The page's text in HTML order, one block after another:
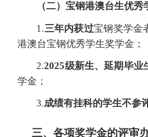
（二）宝钢港澳台生优秀
1.三年内获过宝钢奖学金
港澳台宝钢优秀学生奖学金；
2.2025级新生、延期毕业
学金；
3.成绩有挂科的学生不参
三、各项奖学金的评审